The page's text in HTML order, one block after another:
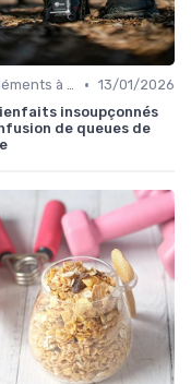
Suppléments à base de plantes • 13/01/2026
insoupçonnés
de queues de